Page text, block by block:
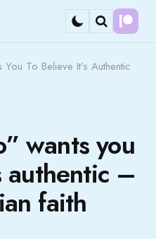
Search
To Believe It’s Authentic
wants you
authentic –
faith